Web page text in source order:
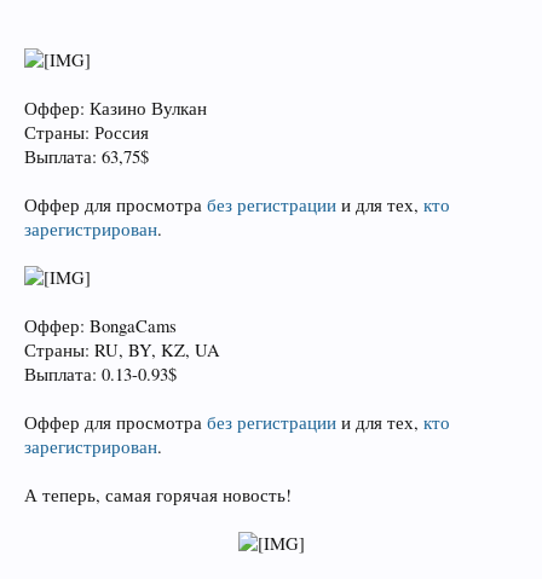
Оффер: Казино Вулкан
Страны: Россия
Выплата: 63,75$
Оффер для просмотра без регистрации и для тех, кто
зарегистрирован.
Оффер: BongaCams
Страны: RU, BY, KZ, UA
Выплата: 0.13-0.93$
Оффер для просмотра без регистрации и для тех, кто
зарегистрирован.
А теперь, самая горячая новость!